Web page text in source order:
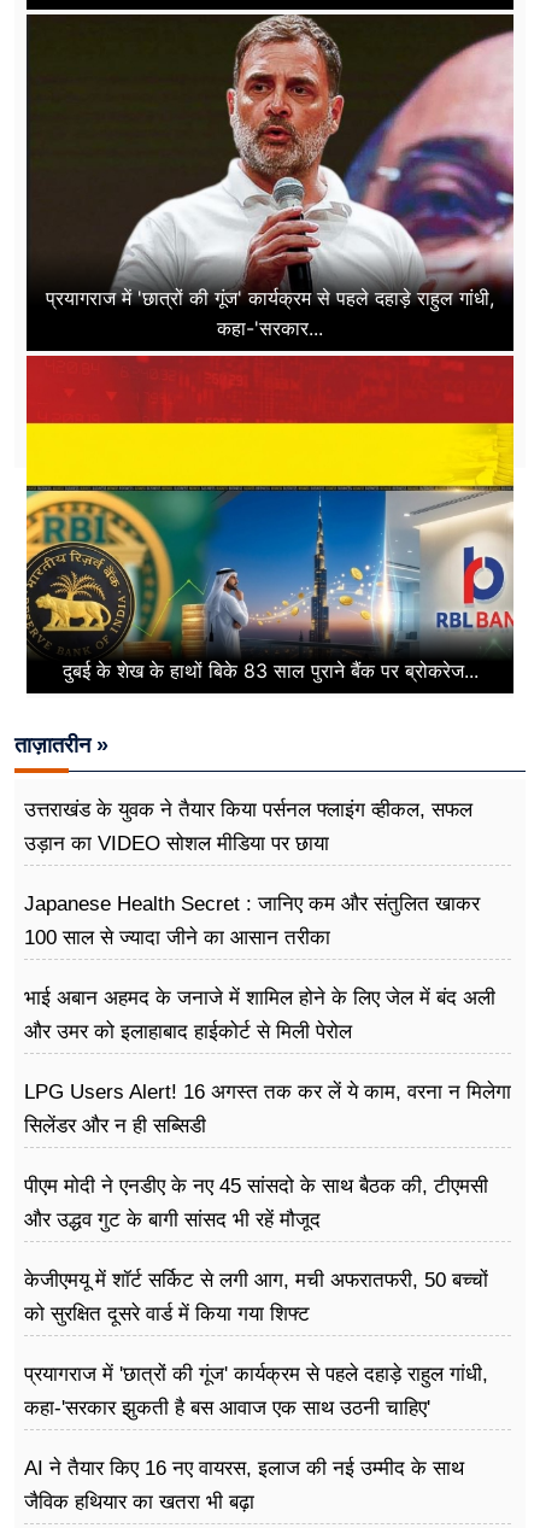
प्रयागराज में 'छात्रों की गूंज' कार्यक्रम से पहले दहाड़े राहुल गांधी,
कहा-'सरकार...
दुबई के शेख के हाथों बिके 83 साल पुराने बैंक पर ब्रोकरेज...
ताज़ातरीन »
उत्तराखंड के युवक ने तैयार किया पर्सनल फ्लाइंग व्हीकल, सफल
उड़ान का VIDEO सोशल मीडिया पर छाया
Japanese Health Secret : जानिए कम और संतुलित खाकर
100 साल से ज्यादा जीने का आसान तरीका
भाई अबान अहमद के जनाजे में शामिल होने के लिए जेल में बंद अली
और उमर को इलाहाबाद हाईकोर्ट से मिली पेरोल
LPG Users Alert! 16 अगस्त तक कर लें ये काम, वरना न मिलेगा
सिलेंडर और न ही सब्सिडी
पीएम मोदी ने एनडीए के नए 45 सांसदो के साथ बैठक की, टीएमसी
और उद्धव गुट के बागी सांसद भी रहें मौजूद
केजीएमयू में शॉर्ट सर्किट से लगी आग, मची अफरातफरी, 50 बच्चों
को सुरक्षित दूसरे वार्ड में किया गया शिफ्ट
प्रयागराज में 'छात्रों की गूंज' कार्यक्रम से पहले दहाड़े राहुल गांधी,
कहा-'सरकार झुकती है बस आवाज एक साथ उठनी चाहिए'
AI ने तैयार किए 16 नए वायरस, इलाज की नई उम्मीद के साथ
जैविक हथियार का खतरा भी बढ़ा